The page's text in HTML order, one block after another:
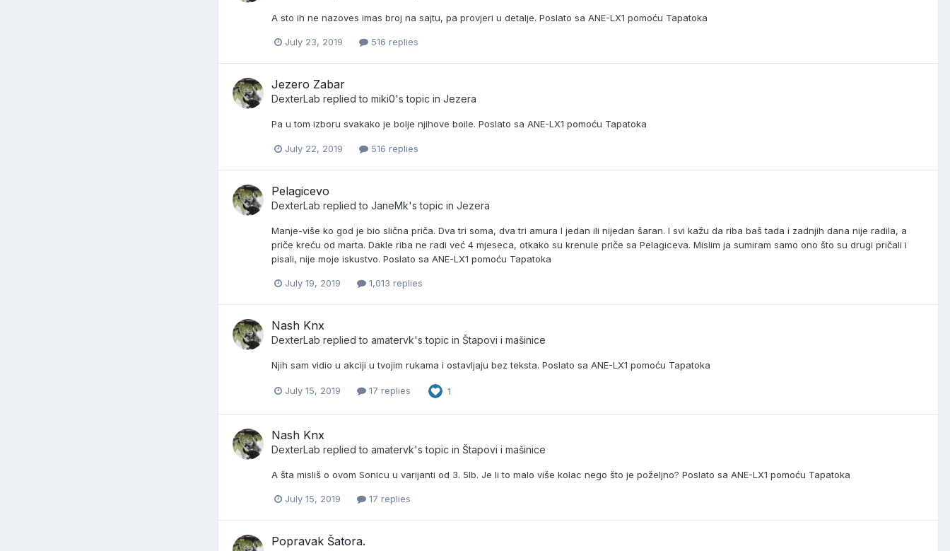
A sto ih ne nazoves imas broj na sajtu, pa provjeri u detalje. Poslato sa ANE-LX1 pomoću Tapatoka
July 23, 2019 516 replies
Jezero Zabar
DexterLab replied to miki0's topic in Jezera
Pa u tom izboru svakako je bolje njihove boile. Poslato sa ANE-LX1 pomoću Tapatoka
July 22, 2019 516 replies
Pelagicevo
DexterLab replied to JaneMk's topic in Jezera
Manje-više ko god je bio slična priča. Dva tri soma, dva tri amura I jedan ili nijedan šaran. I svi kažu da riba baš tada i zadnjih dana nije radila, a
priče kreću od marta. Dakle riba ne radi već 4 mjeseca, otkako su krenule priče sa Pelagiceva. Mislim ja sumiram samo ono što su drugi pričali i
pisali, nije moje iskustvo. Poslato sa ANE-LX1 pomoću Tapatoka
July 19, 2019 1,013 replies
Nash Knx
DexterLab replied to amatervk's topic in Štapovi i mašinice
Njih sam vidio u akciji u tvojim rukama i ostavljaju bez teksta. Poslato sa ANE-LX1 pomoću Tapatoka
July 15, 2019 17 replies 1
Nash Knx
DexterLab replied to amatervk's topic in Štapovi i mašinice
A šta misliš o ovom Sonicu u varijanti od 3. 5lb. Je li to malo više kolac nego što je poželjno? Poslato sa ANE-LX1 pomoću Tapatoka
July 15, 2019 17 replies
Popravak Šatora.